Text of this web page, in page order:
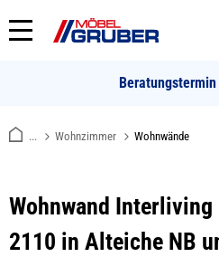
springen
... Wohnzimmer Wohnwände
Wohnwand Interliving
2110 in Alteiche NB